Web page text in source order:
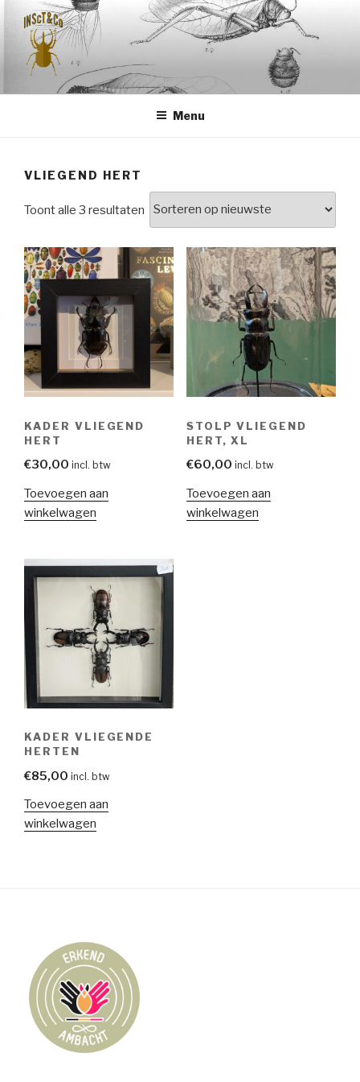
inhoud
springen
INSCT & CO
Menu
VLIEGEND HERT
Toont alle 3 resultaten Gesorteerd
op
nieuwste
KADER VLIEGEND
HERT
€30,00 incl. btw
Toevoegen aan
winkelwagen
STOLP VLIEGEND
HERT, XL
€60,00 incl. btw
Toevoegen aan
winkelwagen
KADER VLIEGENDE
HERTEN
€85,00 incl. btw
Toevoegen aan
winkelwagen